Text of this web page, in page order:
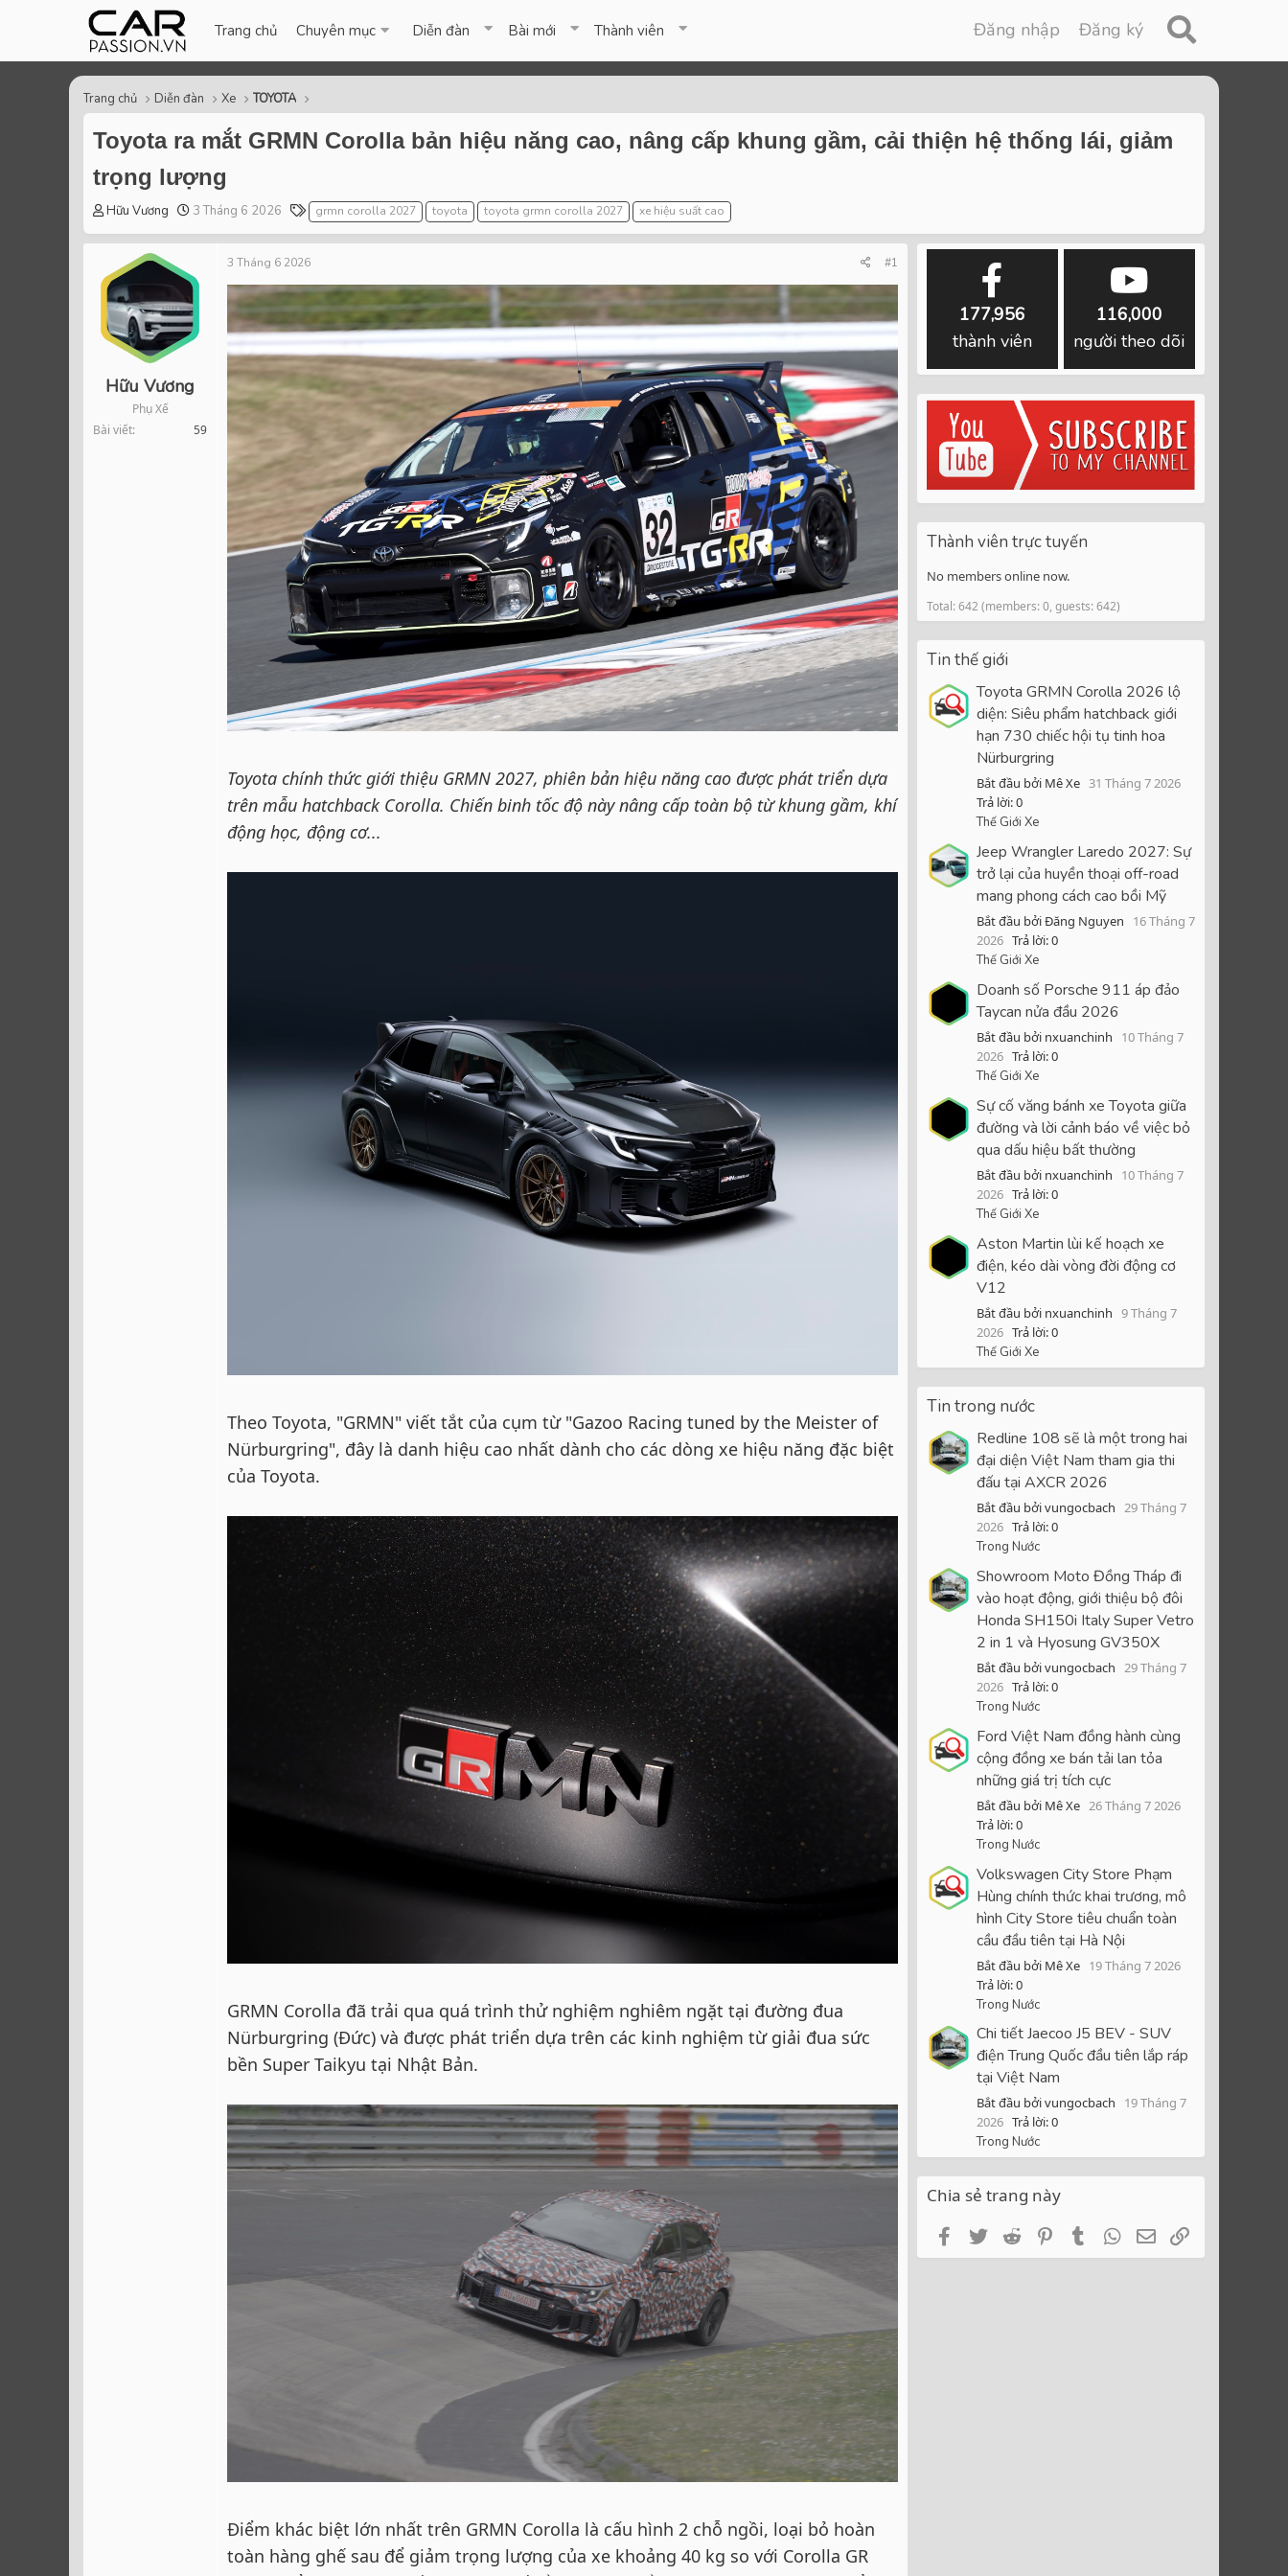
Trang chủ Chuyên mục Diễn đàn Bài mới Thành viên Đăng nhập Đăng ký
Trang chủ Diễn đàn Xe TOYOTA
Toyota ra mắt GRMN Corolla bản hiệu năng cao, nâng cấp khung gầm, cải thiện hệ thống lái, giảm
trọng lượng
T
r
a
d
s
t
r
r
Hữu Vương
S
a
t
d
a
t
3 Tháng 6 2026
T
a
g
s
grmn corolla 2027 toyota toyota grmn corolla 2027 xe hiệu suất cao
Hữu Vương
Phụ Xế
Bài viết
59
3 Tháng 6 2026 #1
Toyota chính thức giới thiệu GRMN 2027, phiên bản hiệu năng cao được phát triển dựa
trên mẫu hatchback Corolla. Chiến binh tốc độ này nâng cấp toàn bộ từ khung gầm, khí
động học, động cơ...
Theo Toyota, "GRMN" viết tắt của cụm từ "Gazoo Racing tuned by the Meister of
Nürburgring", đây là danh hiệu cao nhất dành cho các dòng xe hiệu năng đặc biệt
của Toyota.
GRMN Corolla đã trải qua quá trình thử nghiệm nghiêm ngặt tại đường đua
Nürburgring (Đức) và được phát triển dựa trên các kinh nghiệm từ giải đua sức
bền Super Taikyu tại Nhật Bản.
Điểm khác biệt lớn nhất trên GRMN Corolla là cấu hình 2 chỗ ngồi, loại bỏ hoàn
toàn hàng ghế sau để giảm trọng lượng của xe khoảng 40 kg so với Corolla GR
177,956
thành viên
116,000
người theo dõi
Thành viên trực tuyến
No members online now.
Total: 642 (members: 0, guests: 642)
Tin thế giới
Toyota GRMN Corolla 2026 lộ
diện: Siêu phẩm hatchback giới
hạn 730 chiếc hội tụ tinh hoa
Nürburgring
Bắt đầu bởi Mê Xe 31 Tháng 7 2026
Trả lời: 0
Thế Giới Xe
Jeep Wrangler Laredo 2027: Sự
trở lại của huyền thoại off-road
mang phong cách cao bồi Mỹ
Bắt đầu bởi Đăng Nguyen
16 Tháng 7
2026 Trả lời: 0
Thế Giới Xe
Doanh số Porsche 911 áp đảo
Taycan nửa đầu 2026
Bắt đầu bởi nxuanchinh
10 Tháng 7
2026 Trả lời: 0
Thế Giới Xe
Sự cố văng bánh xe Toyota giữa
đường và lời cảnh báo về việc bỏ
qua dấu hiệu bất thường
Bắt đầu bởi nxuanchinh
10 Tháng 7
2026 Trả lời: 0
Thế Giới Xe
Aston Martin lùi kế hoạch xe
điện, kéo dài vòng đời động cơ
V12
Bắt đầu bởi nxuanchinh 9 Tháng 7
2026 Trả lời: 0
Thế Giới Xe
Tin trong nước
Redline 108 sẽ là một trong hai
đại diện Việt Nam tham gia thi
đấu tại AXCR 2026
Bắt đầu bởi vungocbach 29 Tháng 7
2026 Trả lời: 0
Trong Nước
Showroom Moto Đồng Tháp đi
vào hoạt động, giới thiệu bộ đôi
Honda SH150i Italy Super Vetro
2 in 1 và Hyosung GV350X
Bắt đầu bởi vungocbach 29 Tháng 7
2026 Trả lời: 0
Trong Nước
Ford Việt Nam đồng hành cùng
cộng đồng xe bán tải lan tỏa
những giá trị tích cực
Bắt đầu bởi Mê Xe 26 Tháng 7 2026
Trả lời: 0
Trong Nước
Volkswagen City Store Phạm
Hùng chính thức khai trương, mô
hình City Store tiêu chuẩn toàn
cầu đầu tiên tại Hà Nội
Bắt đầu bởi Mê Xe 19 Tháng 7 2026
Trả lời: 0
Trong Nước
Chi tiết Jaecoo J5 BEV - SUV
điện Trung Quốc đầu tiên lắp ráp
tại Việt Nam
Bắt đầu bởi vungocbach
19 Tháng 7
2026 Trả lời: 0
Trong Nước
Chia sẻ trang này
FacebookTwitterRedditPinterestTumblrWhatsApp
Email